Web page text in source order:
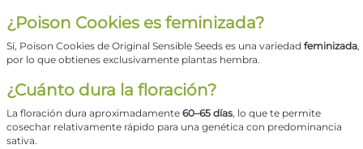
¿Poison Cookies es feminizada?
Sí, Poison Cookies de Original Sensible Seeds es una variedad feminizada,
por lo que obtienes exclusivamente plantas hembra.
¿Cuánto dura la floración?
La floración dura aproximadamente 60–65 días, lo que te permite
cosechar relativamente rápido para una genética con predominancia
sativa.